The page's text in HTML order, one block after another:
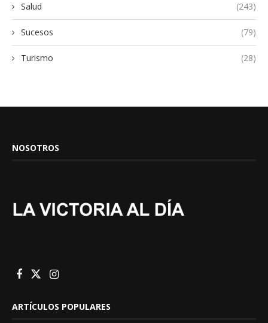
Salud (243)
Sucesos (79)
Turismo (28)
NOSOTROS
ARTÍCULOS POPULARES